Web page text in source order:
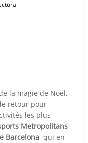
la magie de Noël,
retour pour
les plus
Metropolitans
Barcelona, qui en